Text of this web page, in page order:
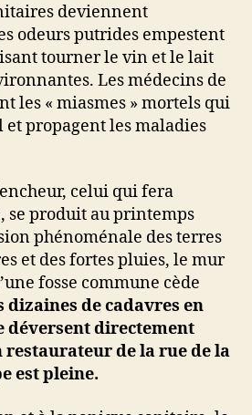
deviennent
odeurs putrides empestent
tourner le vin et le lait
Les médecins de
les « miasmes » mortels qui
et propagent les maladies
celui qui fera
se produit au printemps
phénoménale des terres
et des fortes pluies, le mur
fosse commune cède
dizaines de cadavres en
déversent directement
restaurateur de la rue de la
est pleine.